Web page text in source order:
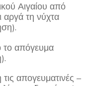
Αιγαίου από
αργά τη νύχτα
απόγευμα
απογευματινές –